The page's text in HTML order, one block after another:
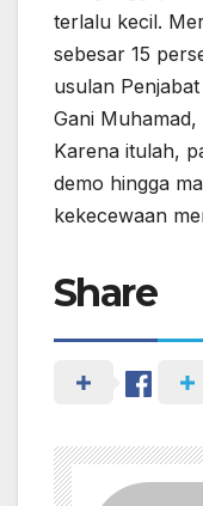
terlalu kecil.
sebesar 15
usulan
Gani
Karena itulah,
demo hingga
kekecewaan
Share